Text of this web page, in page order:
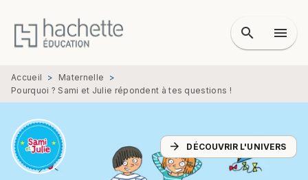
MENU RECHERCHE
PIED DE PAGE
search menu
Accueil > Maternelle
>
Pourquoi ? Sami et Julie répondent à tes questions !
arrow_forward DÉCOUVRIR L'UNIVERS